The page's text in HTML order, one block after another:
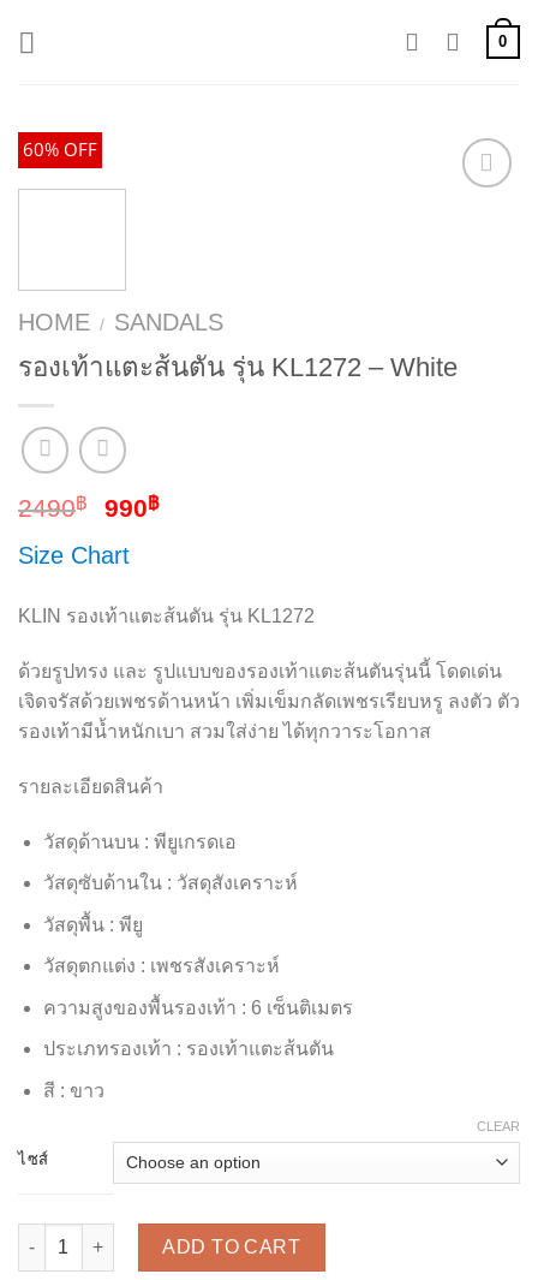
0
60% OFF
HOME / SANDALS
รองเท้าแตะส้นตัน รุ่น KL1272 – White
2490฿ 990 ฿
Size Chart
KLIN รองเท้าแตะส้นตัน รุ่น KL1272
ด้วยรูปทรง และ รูปแบบของรองเท้าแตะส้นตันรุ่นนี้ โดดเด่น
เจิดจรัสด้วยเพชรด้านหน้า เพิ่มเข็มกลัดเพชรเรียบหรู ลงตัว ตัว
รองเท้ามีน้ำหนักเบา สวมใส่ง่าย ได้ทุกวาระโอกาส
รายละเอียดสินค้า
วัสดุด้านบน : พียูเกรดเอ
วัสดุซับด้านใน : วัสดุสังเคราะห์
วัสดุพื้น : พียู
วัสดุตกแต่ง : เพชรสังเคราะห์
ความสูงของพื้นรองเท้า : 6 เซ็นติเมตร
ประเภทรองเท้า : รองเท้าแตะส้นตัน
สี : ขาว
ไซส์
CLEAR
รองเท้าแตะส้นตัน รุ่น KL1272 - White quantity
ADD TO CART